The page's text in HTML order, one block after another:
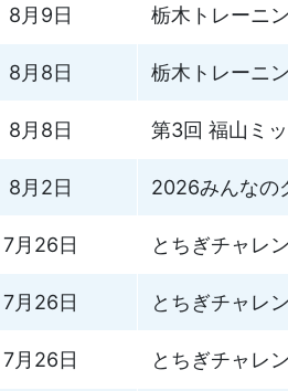
8月9日 栃木トレーニ
8月8日 栃木トレーニ
8月8日 第3回 福山ミ
8月2日 2026みんなの
7月26日 とちぎチャレ
7月26日 とちぎチャレ
7月26日 とちぎチャレ